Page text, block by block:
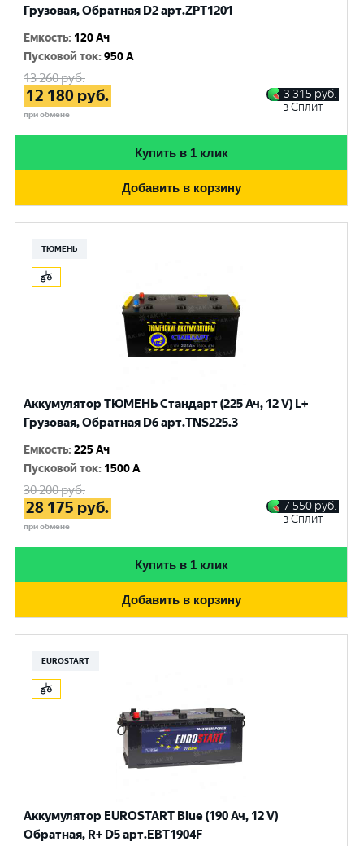
Грузовая, Обратная D2 арт.ZPT1201
Емкость: 120 Ач
Пусковой ток:950 A
13 260руб.
12 180 руб.
при обмене
3 315 руб.
в Сплит
Купить в 1 клик
Добавить в корзину
ТЮМЕНЬ
Аккумулятор ТЮМЕНЬ Стандарт (225 Ач, 12 V) L+
Грузовая, Обратная D6 арт.TNS225.3
Емкость:225 Ач
Пусковой ток: 1500 A
30 200руб.
28 175 руб.
при обмене
7 550 руб.
в Сплит
Купить в 1 клик
Добавить в корзину
EUROSTART
Аккумулятор EUROSTART Blue (190 Ач, 12 V)
Обратная, R+ D5 арт.EBT1904F